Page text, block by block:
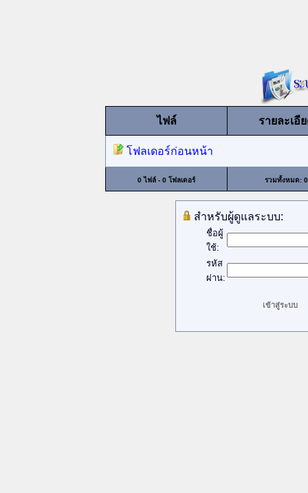
ไฟล์ รายละเอี
โฟลเดอร์ก่อนหน้า
0 ไฟล์ - 0 โฟลเดอร์ รวมทั้งหมด: 0
สำหรับผู้ดูแลระบบ:
ชื่อผู้
ใช้:
รหัส
ผ่าน: